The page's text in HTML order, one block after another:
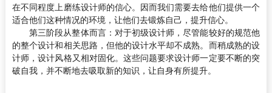
在不同程度上磨练设计师的信心。因而我们需要去给他们提供一个
适合他们这种情况的环境，让他们去锻炼自己，提升信心。
第三阶段从整体而言：对于初级设计师，尽管能较好的规范他
的整个设计和相关思路，但他的设计水平却不成熟。而稍成熟的设
计师，设计风格又相对固化。这些问题要求设计师一定要不断的突
破自我，并不断地去吸取新的知识，让自身有所提升。